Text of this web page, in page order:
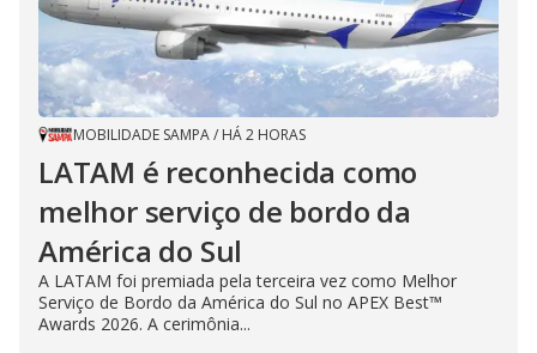
MOBILIDADE SAMPA/ HÁ 2 HORAS
LATAM é reconhecida como
melhor serviço de bordo da
América do Sul
A LATAM foi premiada pela terceira vez como Melhor
Serviço de Bordo da América do Sul no APEX Best™
Awards 2026. A cerimônia...